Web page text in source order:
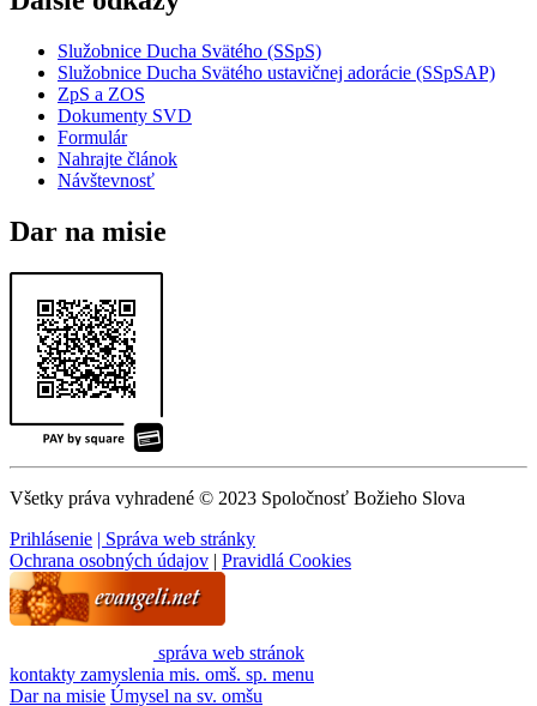
Služobnice Ducha Svätého (SSpS)
Služobnice Ducha Svätého ustavičnej adorácie (SSpSAP)
ZpS a ZOS
Dokumenty SVD
Formulár
Nahrajte článok
Návštevnosť
Dar na misie
Všetky práva vyhradené © 2023 Spoločnosť Božieho Slova
Prihlásenie | Správa web stránky
Ochrana osobných údajov | Pravidlá Cookies
správa web stránok
kontakty zamyslenia mis. omš. sp. menu
Dar na misie Úmysel na sv. omšu